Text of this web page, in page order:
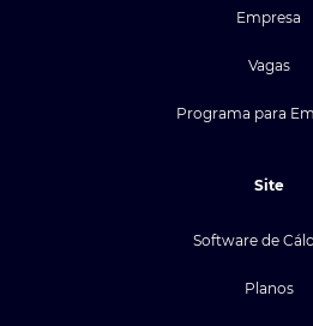
Empresa
Vagas
Programa para
Site
Software de
Planos